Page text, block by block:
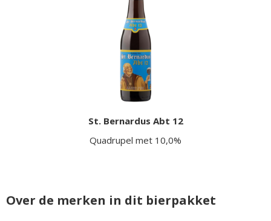
St. Bernardus Abt 12
Quadrupel met 10,0%
Over de merken in dit bierpakket